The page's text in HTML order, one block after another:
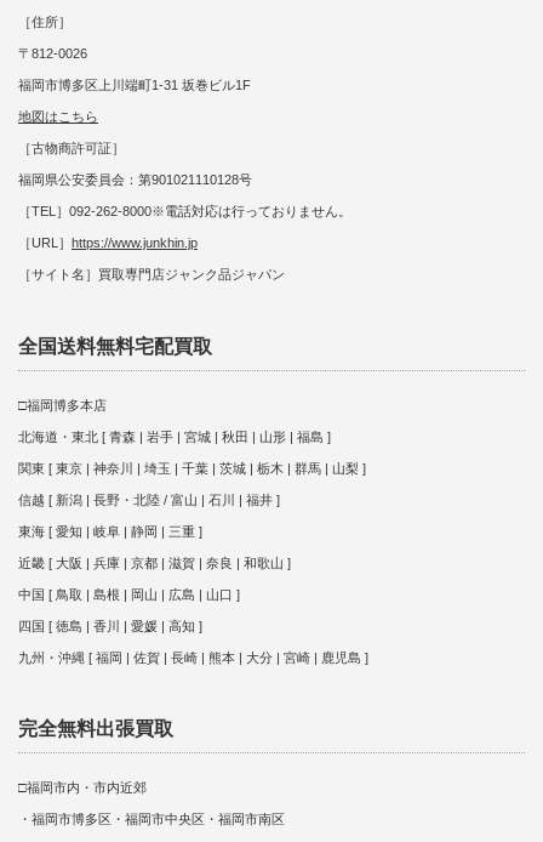
［住所］
〒812-0026
福岡市博多区上川端町1-31 坂巻ビル1F
地図はこちら
［古物商許可証］
福岡県公安委員会：第901021110128号
［TEL］092-262-8000※電話対応は行っておりません。
［URL］ https://www.junkhin.jp
［サイト名］買取専門店ジャンク品ジャパン
全国送料無料宅配買取
□福岡博多本店
北海道・東北 [ 青森 | 岩手 | 宮城 | 秋田 | 山形 | 福島 ]
関東 [ 東京 | 神奈川 | 埼玉 | 千葉 | 茨城 | 栃木 | 群馬 | 山梨 ]
信越 [ 新潟 | 長野・北陸 / 富山 | 石川 | 福井 ]
東海 [ 愛知 | 岐阜 | 静岡 | 三重 ]
近畿 [ 大阪 | 兵庫 | 京都 | 滋賀 | 奈良 | 和歌山 ]
中国 [ 鳥取 | 島根 | 岡山 | 広島 | 山口 ]
四国 [ 徳島 | 香川 | 愛媛 | 高知 ]
九州・沖縄 [ 福岡 | 佐賀 | 長崎 | 熊本 | 大分 | 宮崎 | 鹿児島 ]
完全無料出張買取
□福岡市内・市内近郊
・福岡市博多区・福岡市中央区・福岡市南区